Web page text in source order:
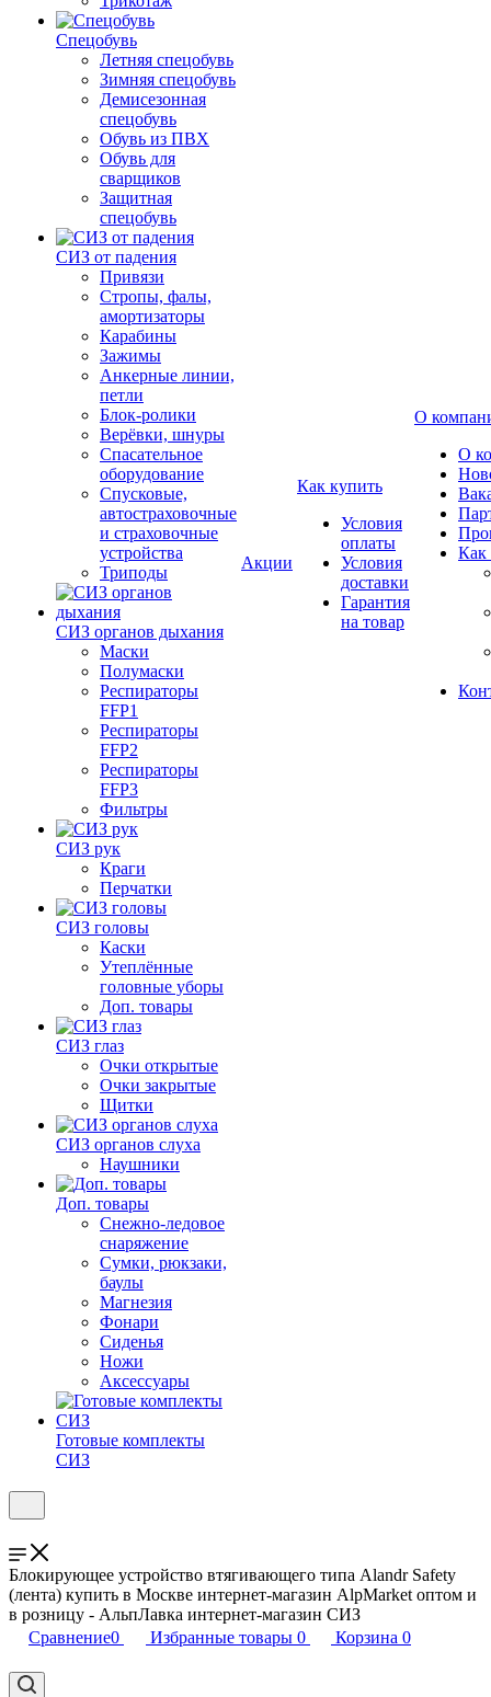
Спецобувь
Летняя спецобувь
Зимняя спецобувь
Демисезонная
спецобувь
Обувь из ПВХ
Обувь для
сварщиков
Защитная
спецобувь
СИЗ от падения
Привязи
Стропы, фалы,
амортизаторы
Карабины
Зажимы
Анкерные линии,
петли
Блок-ролики
Верёвки, шнуры
Спасательное
оборудование
Спусковые,
автостраховочные
и страховочные
устройства
Триподы
СИЗ органов дыхания
Маски
Полумаски
Респираторы
FFP1
Респираторы
FFP2
Респираторы
FFP3
Фильтры
СИЗ рук
Краги
Перчатки
СИЗ головы
Каски
Утеплённые
головные уборы
Доп. товары
СИЗ глаз
Очки открытые
Очки закрытые
Щитки
СИЗ органов слуха
Наушники
Доп. товары
Снежно-ледовое
снаряжение
Сумки, рюкзаки,
баулы
Магнезия
Фонари
Сиденья
Ножи
Аксессуары
Готовые комплекты
СИЗ
Акции
Как купить
Условия
оплаты
Условия
доставки
Гарантия
на товар
О
О
Как
Блокирующее устройство втягивающего типа Alandr Safety
(лента) купить в Москве интернет-магазин AlpMarket оптом и
в розницу - АльпЛавка интернет-магазин СИЗ
Сравнение0 Избранные товары 0 Корзина 0